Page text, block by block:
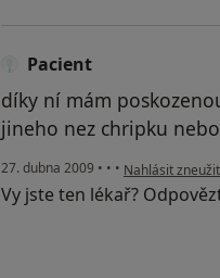
Pacient
díky ní mám
jineho nez chripku
27. dubna 2009 • • • podle názoru
Nahlásit
Vy jste ten lékař?